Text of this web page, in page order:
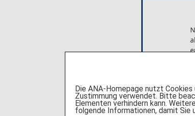
Die ANA-Homepage nutzt
Zustimmung verwendet. Bitte
Elementen verhindern kann.
folgende Informationen, damit Sie